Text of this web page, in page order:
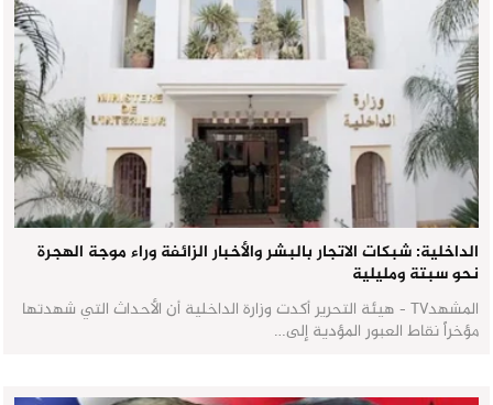
الداخلية: شبكات الاتجار بالبشر والأخبار الزائفة وراء موجة الهجرة
نحو سبتة ومليلية
المشهدTV - هيئة التحرير أكدت وزارة الداخلية أن الأحداث التي شهدتها
مؤخراً نقاط العبور المؤدية إلى…